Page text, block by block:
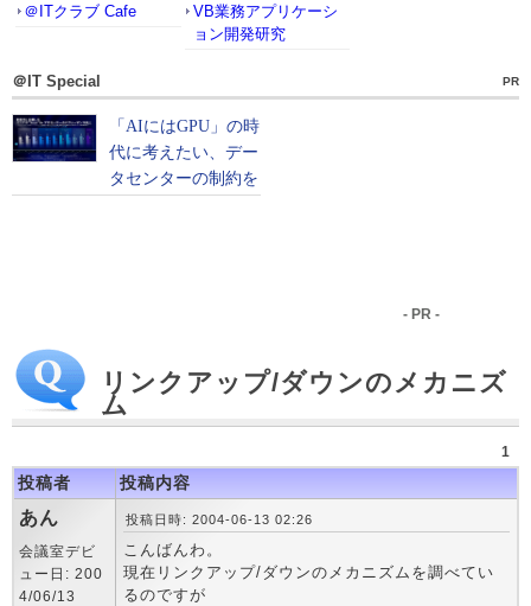
＠ITクラブ Cafe
VB業務アプリケーシ
ョン開発研究
＠IT Special PR
- PR -
リンクアップ/ダウンのメカニズ
ム
1
投稿者 投稿内容
あん
会議室デビ
ュー日: 200
4/06/13
投稿日時: 2004-06-13 02:26
こんばんわ。
現在リンクアップ/ダウンのメカニズムを調べてい
るのですが